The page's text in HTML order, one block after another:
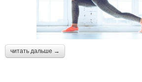
читать дальше →